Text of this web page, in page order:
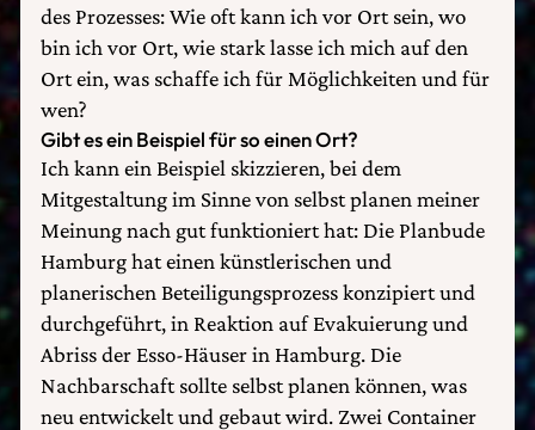
des Prozesses: Wie oft kann ich vor Ort sein, wo
bin ich vor Ort, wie stark lasse ich mich auf den
Ort ein, was schaffe ich für Möglichkeiten und für
wen?
Gibt es ein Beispiel für so einen Ort?
Ich kann ein Beispiel skizzieren, bei dem
Mitgestaltung im Sinne von selbst planen meiner
Meinung nach gut funktioniert hat: Die Planbude
Hamburg hat einen künstlerischen und
planerischen Beteiligungsprozess konzipiert und
durchgeführt, in Reaktion auf Evakuierung und
Abriss der Esso-Häuser in Hamburg. Die
Nachbarschaft sollte selbst planen können, was
neu entwickelt und gebaut wird. Zwei Container